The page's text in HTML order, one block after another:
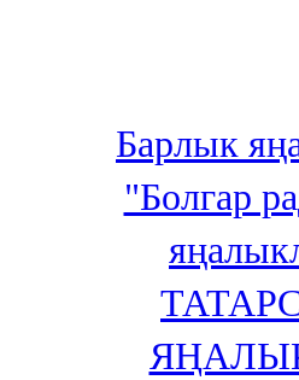
100,3 FM
106,6 FM
Кадыбаш
105,2 FM
Барлык
"Болгар